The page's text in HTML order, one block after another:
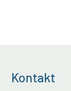
Kontakt